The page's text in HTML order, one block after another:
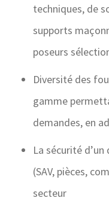
techniques, de
supports
poseurs
Diversité des
gamme
demandes, en
La sécurité
(SAV, pièces,
secteur